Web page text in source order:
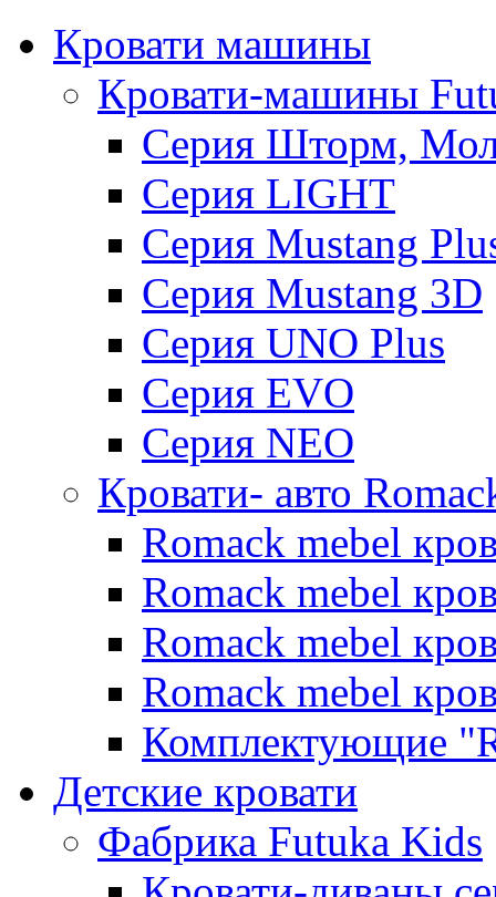
Кровати машины
Кровати-машины
Серия Шторм,
Серия LIGHT
Серия Mustang
Серия Mustang 3D
Серия UNO Plus
Серия EVO
Серия NEO
Кровати- авто
Romack mebel
Romack mebel
Romack mebel
Romack mebel
Комплектующие
Детские кровати
Фабрика Futuka Kids